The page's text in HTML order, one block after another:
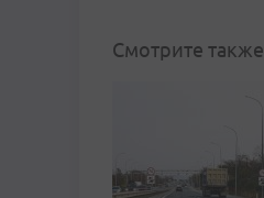
Смотрите также